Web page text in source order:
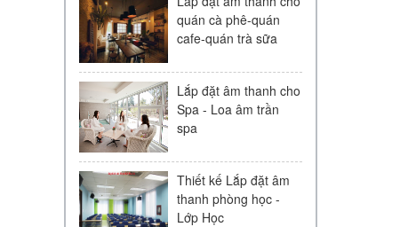
quán cà phê-quán
cafe-quán trà sữa
Lắp đặt âm thanh cho
Spa - Loa âm trần
spa
Thiết kế Lắp đặt âm
thanh phòng học -
Lớp Học